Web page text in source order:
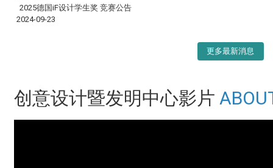
2025德国iF设计学生奖 竞赛公告
2024-09-23
更多最新消息
创意设计暨发明中心影片